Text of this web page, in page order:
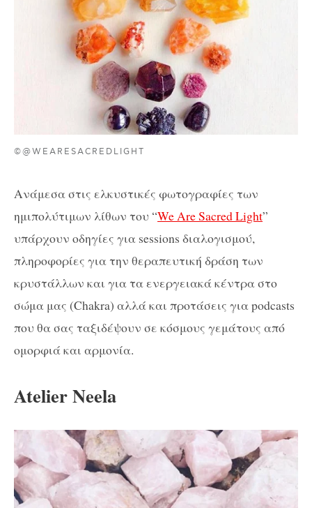
©@WEARESACREDLIGHT
Ανάμεσα στις ελκυστικές φωτογραφίες των
ημιπολύτιμων λίθων του “We Are Sacred Light”
υπάρχουν οδηγίες για sessions διαλογισμού,
πληροφορίες για την θεραπευτική δράση των
κρυστάλλων και για τα ενεργειακά κέντρα στο
σώμα μας (Chakra) αλλά και προτάσεις για podcasts
που θα σας ταξιδέψουν σε κόσμους γεμάτους από
ομορφιά και αρμονία.
Atelier Neela